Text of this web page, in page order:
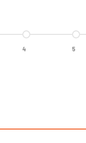
3Aller à l'élément 4
4 5